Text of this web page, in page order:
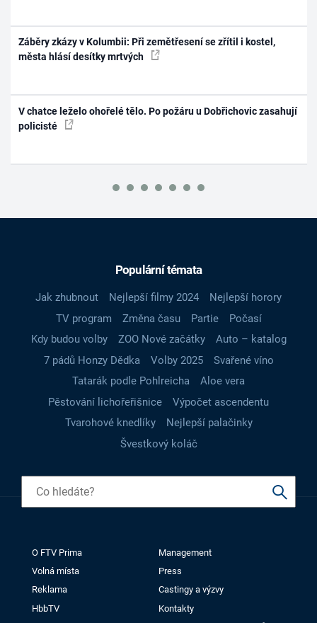
Záběry zkázy v Kolumbii: Při zemětřesení se zřítil i kostel,
města hlásí desítky mrtvých
V chatce leželo ohořelé tělo. Po požáru u Dobřichovic zasahují
policisté
Populární témata
Jak zhubnout Nejlepší filmy 2024
Nejlepší horory
TV program
Změna času Partie
Počasí
Kdy budou volby
ZOO Nové začátky
Auto – katalog
7 pádů Honzy Dědka
Volby 2025
Svařené víno
Tatarák podle Pohlreicha
Aloe vera
Pěstování lichořeřišnice
Výpočet ascendentu
Tvarohové knedlíky
Nejlepší palačinky
Švestkový koláč
O FTV Prima
Management
Volná místa
Press
Reklama
Castingy a výzvy
HbbTV
Kontakty